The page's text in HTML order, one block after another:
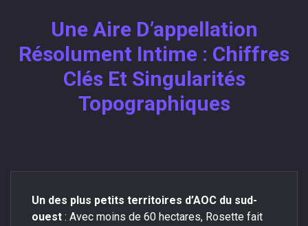
Une Aire D’appellation
Résolument Intime : Chiffres
Clés Et Singularités
Topographiques
Un des plus petits territoires d’AOC du sud-
ouest : Avec moins de 60 hectares, Rosette fait